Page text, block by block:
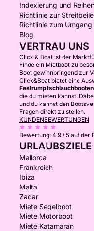
Indexierung und
Richtlinie zur
Richtlinie zum
Blog
VERTRAU UNS
Click & Boat ist der
Finde ein Mietboot zu
Boot gewinnbringend zur
Click&Boat bietet eine
die du mieten kannst.
und du kannst den
Fragen direkt zu stellen.
KUNDENBEWERTUNGEN
Bewertung: 4.9 / 5 auf der
URLAUBSZIELE
Mallorca
Frankreich
Ibiza
Malta
Zadar
Miete Segelboot
Miete Motorboot
Miete Katamaran